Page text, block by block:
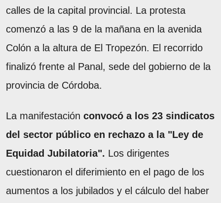
calles de la capital provincial. La protesta
comenzó a las 9 de la mañana en la avenida
Colón a la altura de El Tropezón. El recorrido
finalizó frente al Panal, sede del gobierno de la
provincia de Córdoba.
La manifestación convocó a los 23 sindicatos
del sector público en rechazo a la "Ley de
Equidad Jubilatoria". Los dirigentes
cuestionaron el diferimiento en el pago de los
aumentos a los jubilados y el cálculo del haber